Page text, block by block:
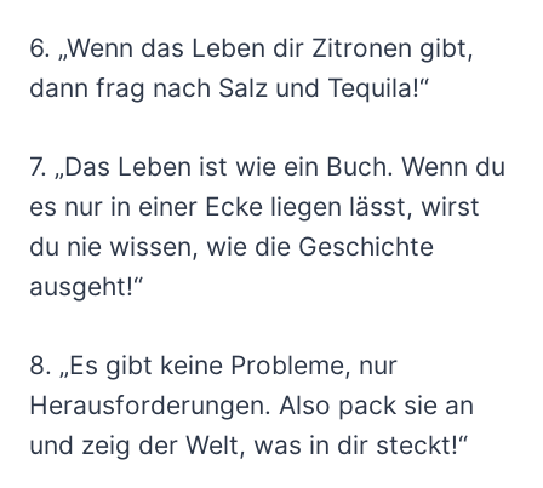
6. „Wenn das Leben dir Zitronen gibt,
dann frag nach Salz und Tequila!“
7. „Das Leben ist wie ein Buch. Wenn du
es nur in einer Ecke liegen lässt, wirst
du nie wissen, wie die Geschichte
ausgeht!“
8. „Es gibt keine Probleme, nur
Herausforderungen. Also pack sie an
und zeig der Welt, was in dir steckt!“